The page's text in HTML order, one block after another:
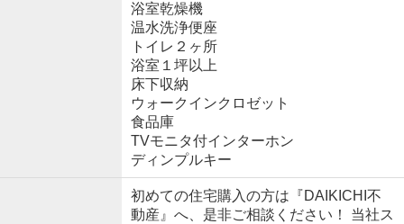
浴室乾燥機
温水洗浄便座
トイレ２ヶ所
浴室１坪以上
床下収納
ウォークインクロゼット
食品庫
TVモニタ付インターホン
ディンプルキー
初めての住宅購入の方は『DAIKICHI不
動産』へ、是非ご相談ください！ 当社ス